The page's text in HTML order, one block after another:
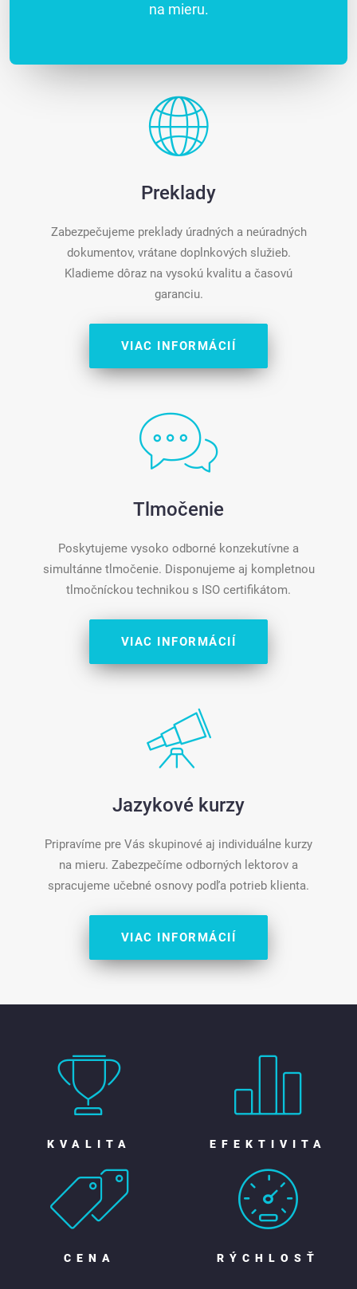
na mieru.
Preklady
Zabezpečujeme preklady úradných a neúradných
dokumentov, vrátane doplnkových služieb.
Kladieme dôraz na vysokú kvalitu a časovú
garanciu.
VIAC INFORMÁCIÍ
Tlmočenie
Poskytujeme vysoko odborné konzekutívne a
simultánne tlmočenie. Disponujeme aj kompletnou
tlmočníckou technikou s ISO certifikátom.
VIAC INFORMÁCIÍ
Jazykové kurzy
Pripravíme pre Vás skupinové aj individuálne kurzy
na mieru. Zabezpečíme odborných lektorov a
spracujeme učebné osnovy podľa potrieb klienta.
VIAC INFORMÁCIÍ
KVALITA EFEKTIVITA
CENA RÝCHLOSŤ